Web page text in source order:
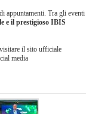
appuntamenti. Tra gli eventi
e il prestigioso IBIS
il sito ufficiale
media